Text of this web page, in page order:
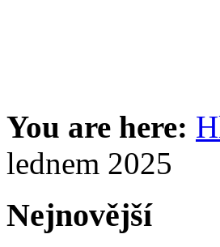
You are here:
lednem 2025
Nejnovější